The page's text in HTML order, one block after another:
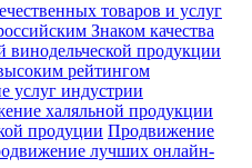
товаров и услуг
Знаком качества
продукции
рейтингом
услуг индустрии
халяльной продукции
продуции Продвижение
лучших онлайн-